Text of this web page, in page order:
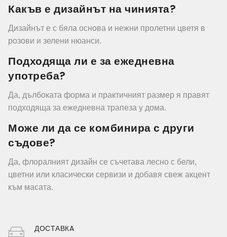
Какъв е дизайнът на чинията?
Дизайнът е с бяла основа и нежни пролетни цветя в
розови и зелени нюанси.
Подходяща ли е за ежедневна
употреба?
Да, дълбоката форма и практичният размер я правят
подходяща за ежедневна трапеза у дома.
Може ли да се комбинира с други
съдове?
Да, флоралният дизайн се съчетава лесно с бели,
цветни или класически сервизи и добавя свеж акцент
към масата.
ДОСТАВКA